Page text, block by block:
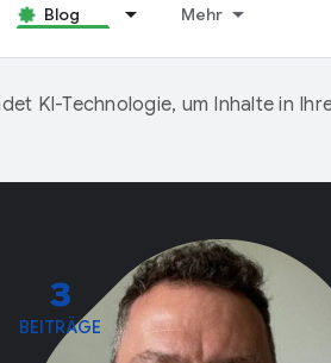
Blog Mehr
KI-Technologie, um Inhalte in
3
BEITRÄGE